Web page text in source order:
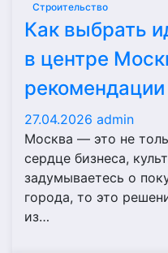
Строительство
Как выбрать
в центре
рекомендации
27.04.2026 admin
Москва — это не
сердце бизнеса,
задумываетесь о
города, то это
из…